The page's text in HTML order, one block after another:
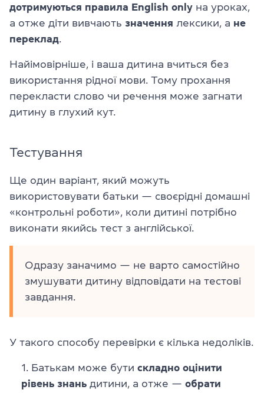
дотримуються правила English only на уроках,
а отже діти вивчають значення лексики, а не
переклад
Найімовірніше, і ваша дитина вчиться без
використання рідної мови. Тому прохання
перекласти слово чи речення може загнати
дитину в глухий кут.
Тестування
Ще один варіант, який можуть
використовувати батьки — своєрідні домашні
«контрольні роботи», коли дитині потрібно
виконати якийсь тест з англійської.
Одразу заначимо — не варто самостійно
змушувати дитину відповідати на тестові
завдання.
У такого способу перевірки є кілька недоліків.
Батькам може бути складно оцінити
рівень знань дитини, а отже — обрати